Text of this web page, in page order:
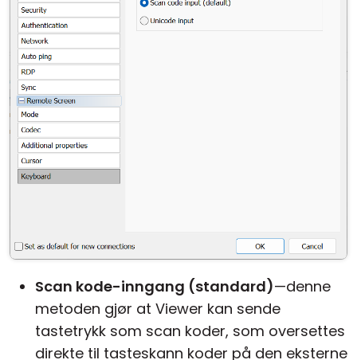
Scan kode-inngang (standard)—denne
metoden gjør at Viewer kan sende
tastetrykk som scan koder, som oversettes
direkte til tasteskann koder på den eksterne